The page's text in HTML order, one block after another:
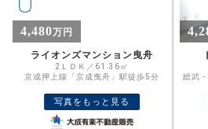
頭金
返済シミュレーシ
計算する
売却にかかる費用
00万円
手
4,280万円
ドルミ錦糸町長谷川ビル
2DK／46.75㎡
総武・中央緩行線「錦糸町」駅徒歩8分
写真をもっと見る
東